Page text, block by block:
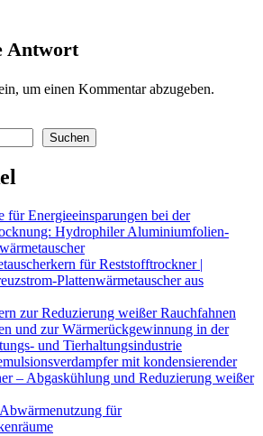
Antwort
um einen Kommentar abzugeben.
Suchen
für Energieeinsparungen bei der
Hydrophiler Aluminiumfolien-
für Reststofftrockner |
Plattenwärmetauscher aus
zur Reduzierung weißer Rauchfahnen
und zur Wärmerückgewinnung in der
und Tierhaltungsindustrie
mit kondensierender
– Abgaskühlung und Reduzierung weißer
für